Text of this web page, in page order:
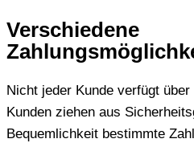
Verschiedene
Nicht jeder Kunde verfügt
Kunden ziehen aus
Bequemlichkeit bestimmte